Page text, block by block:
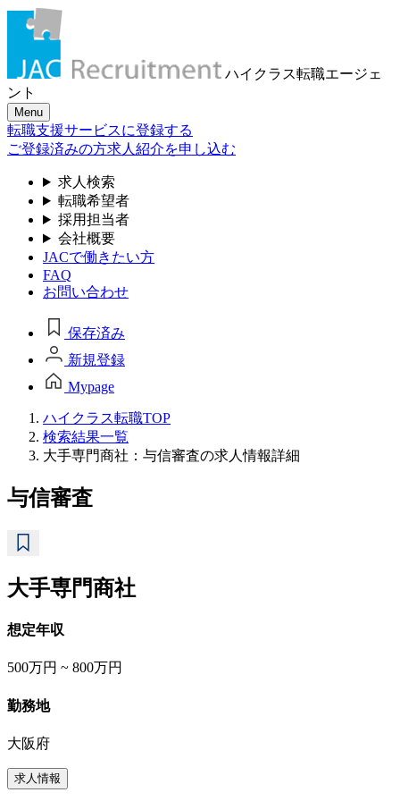
ハイクラス転職エージェ
ント
Menu
転職支援サービスに登録する
ご登録済みの方求人紹介を申し込む
求人検索
転職希望者
採用担当者
会社概要
JACで働きたい方
FAQ
お問い合わせ
保存済み
新規登録
Mypage
ハイクラス転職TOP
検索結果一覧
大手専門商社：与信審査の求人情報詳細
与信審査
大手専門商社
想定年収
500万円 ~ 800万円
勤務地
大阪府
求人情報